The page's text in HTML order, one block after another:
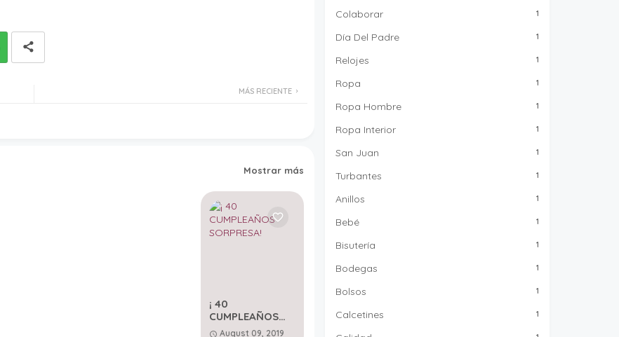
MÁS RECIENTE
Mostrar más
¡ 40
CUMPLEAÑOS
SORPRESA!
August 09, 2019
Colaborar 1
Día Del Padre 1
Relojes 1
Ropa 1
Ropa Hombre 1
Ropa Interior 1
San Juan 1
Turbantes 1
Anillos 1
Bebé 1
Bisutería 1
Bodegas 1
Bolsos 1
Calcetines 1